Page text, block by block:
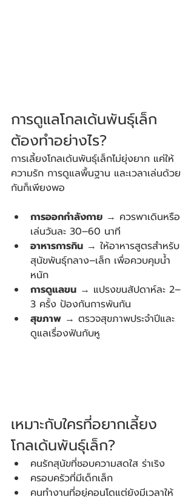
การดูแลโกลเด้นพันธุ์เล็ก
ต้องทำอย่างไร?
การเลี้ยงโกลเด้นพันธุ์เล็กไม่ยุ่งยาก แค่ให้
ความรัก การดูแลพื้นฐาน และเวลาเล่นด้วย
กันก็เพียงพอ
การออกกำลังกาย → ควรพาเดินหรือ
เล่นวันละ 30–60 นาที
อาหารการกิน → ให้อาหารสูตรสำหรับ
สุนัขพันธุ์กลาง–เล็ก เพื่อควบคุมน้ำ
หนัก
การดูแลขน → แปรงขนสัปดาห์ละ 2–
3 ครั้ง ป้องกันการพันกัน
สุขภาพ → ตรวจสุขภาพประจำปีและ
ดูแลเรื่องฟันกับหู
เหมาะกับใครที่อยากเลี้ยง
โกลเด้นพันธุ์เล็ก?
คนรักสุนัขที่ชอบความสดใส ร่าเริง
ครอบครัวที่มีเด็กเล็ก
คนทำงานที่อยู่คอนโดแต่ยังมีเวลาให้